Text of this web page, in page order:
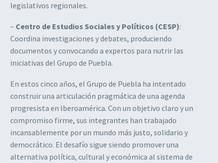
legislativos regionales.
– Centro de Estudios Sociales y Políticos (CESP):
Coordina investigaciones y debates, produciendo
documentos y convocando a expertos para nutrir las
iniciativas del Grupo de Puebla.
En estos cinco años, el Grupo de Puebla ha intentado
construir una articulación pragmática de una agenda
progresista en Iberoamérica. Con un objetivo claro y un
compromiso firme, sus integrantes han trabajado
incansablemente por un mundo más justo, solidario y
democrático. El desafío sigue siendo promover una
alternativa política, cultural y económica al sistema de